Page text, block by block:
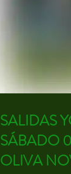
SALIDAS
SÁBADO
OLIVA